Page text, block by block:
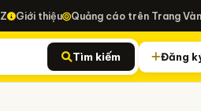
Giới thiệu Quảng cáo trên Trang
Tìm kiếm Đăng